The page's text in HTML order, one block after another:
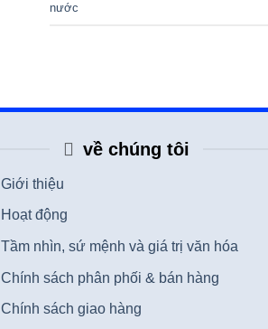
nước
về chúng tôi
Giới thiệu
Hoạt động
Tầm nhìn, sứ mệnh và giá trị văn hóa
Chính sách phân phối & bán hàng
Chính sách giao hàng